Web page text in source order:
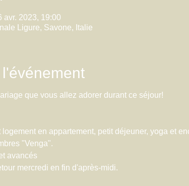
avr. 2023, 19:00
Ligure, Savone, Italie
que vous allez adorer durant ce séjour!
en appartement, petit déjeuner, yoga et
"Venga".
avancés
mercredi en fin d'après-midi.